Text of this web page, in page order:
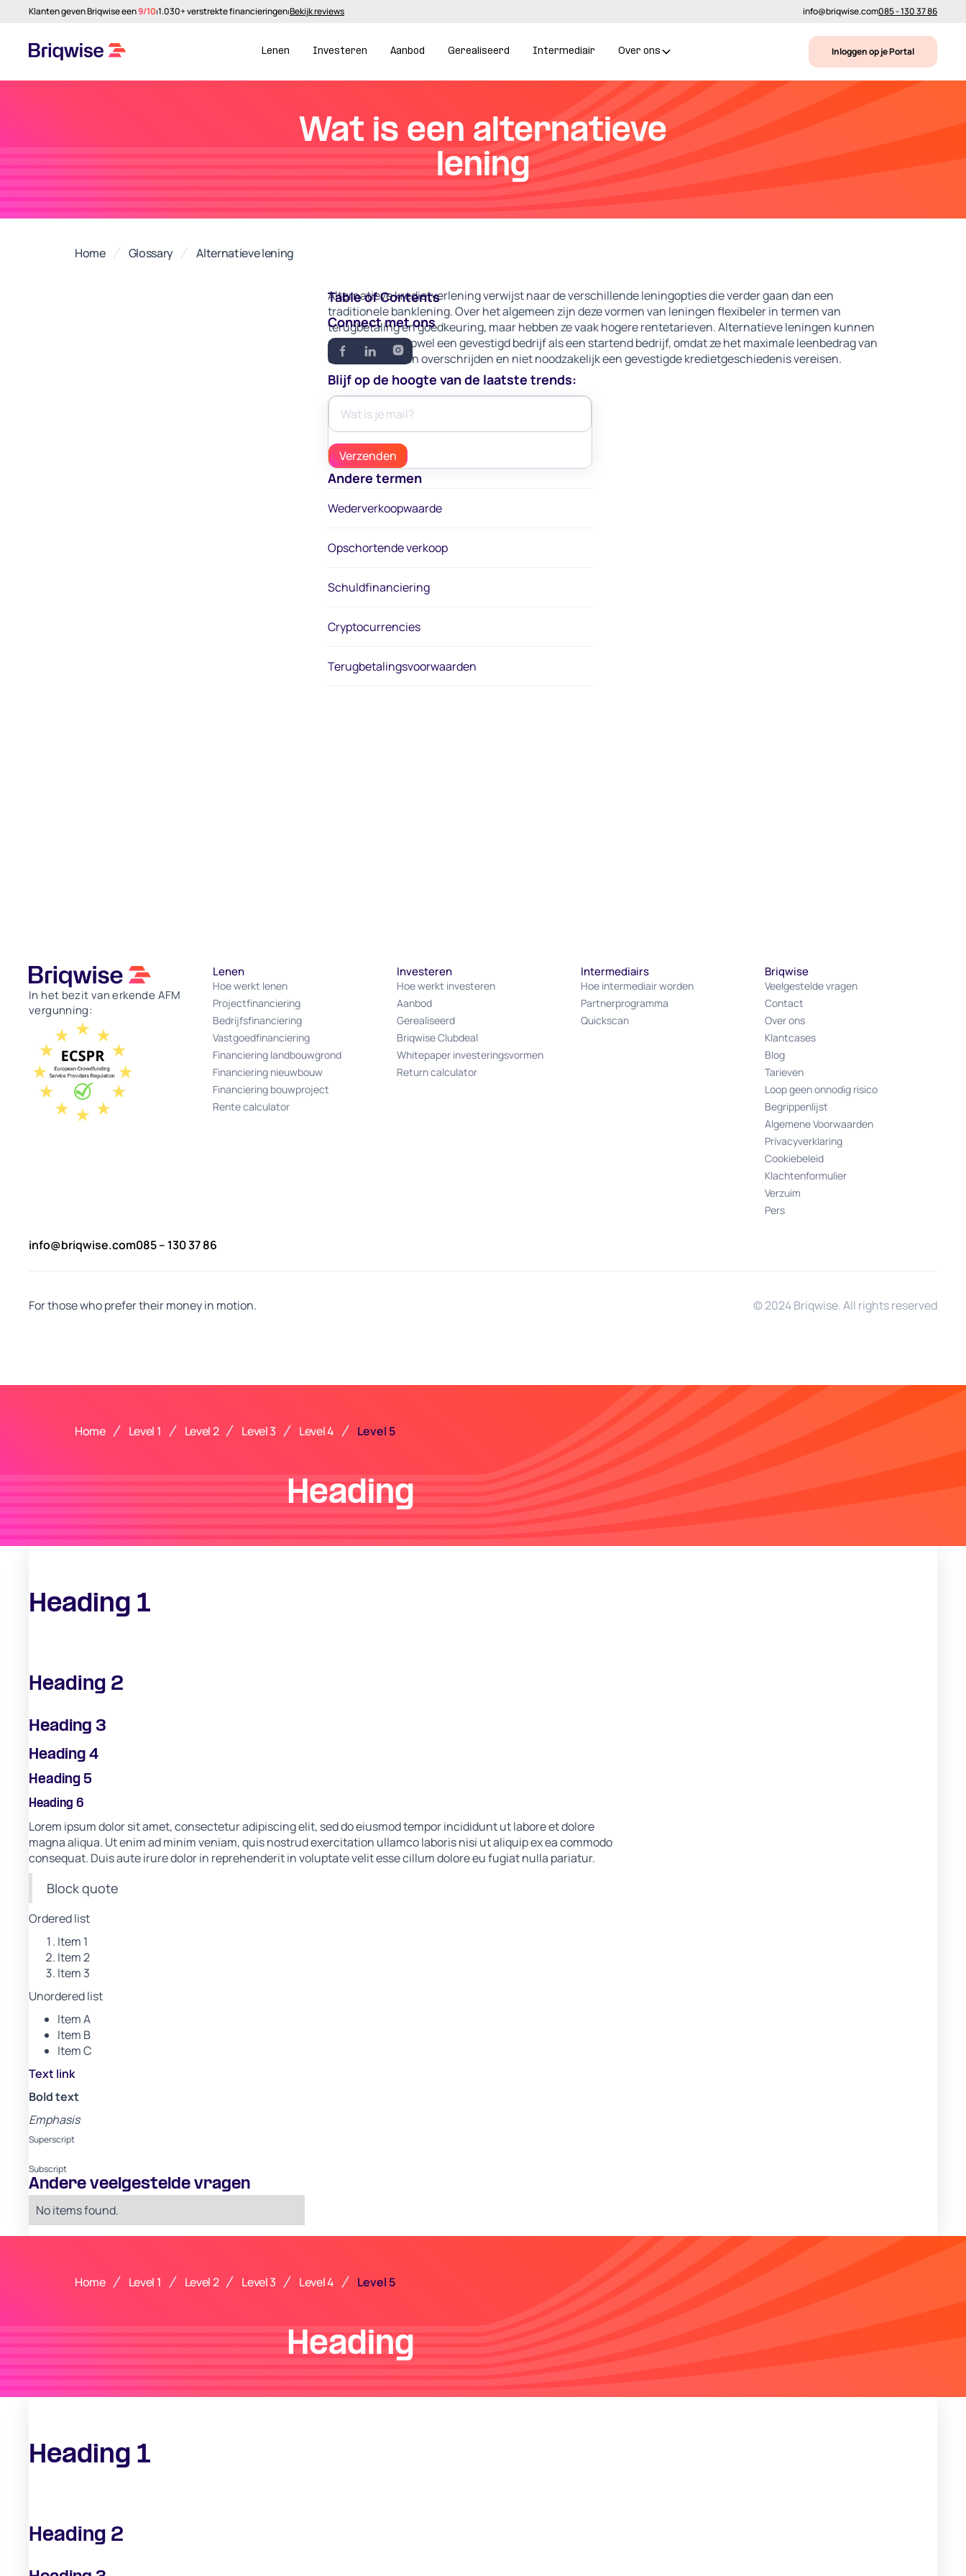
Klanten geven Briqwise een9/10⏐1.030+ verstrekte financieringen⏐Bekijk reviews info@briqwise.com085 - 130 37 86
Lenen Investeren Aanbod Gerealiseerd Intermediair Over ons Inloggen op je Portal
Wat is een alternatieve
lening
Home Glossary Alternatieve lening
Table of Contents
Connect met ons
Blijf op de hoogte van de laatste trends:
Andere termen
Wederverkoopwaarde
Opschortende verkoop
Schuldfinanciering
Cryptocurrencies
Terugbetalingsvoorwaarden
Alternatieve kredietverlening verwijst naar de verschillende leningopties die verder gaan dan een
traditionele banklening. Over het algemeen zijn deze vormen van leningen flexibeler in termen van
terugbetaling en goedkeuring, maar hebben ze vaak hogere rentetarieven. Alternatieve leningen kunnen
nodig zijn voor zowel een gevestigd bedrijf als een startend bedrijf, omdat ze het maximale leenbedrag van
een bank kunnen overschrijden en niet noodzakelijk een gevestigde kredietgeschiedenis vereisen.
In het bezit van erkende AFM
vergunning:
Lenen
Hoe werkt lenen
Projectfinanciering
Bedrijfsfinanciering
Vastgoedfinanciering
Financiering landbouwgrond
Financiering nieuwbouw
Financiering bouwproject
Rente calculator
Investeren
Hoe werkt investeren
Aanbod
Gerealiseerd
Briqwise Clubdeal
Whitepaper investeringsvormen
Return calculator
Intermediairs
Hoe intermediair worden
Partnerprogramma
Quickscan
Briqwise
Veelgestelde vragen
Contact
Over ons
Klantcases
Blog
Tarieven
Loop geen onnodig risico
Begrippenlijst
Algemene Voorwaarden
Privacyverklaring
Cookiebeleid
Klachtenformulier
Verzuim
Pers
info@briqwise.com085 – 130 37 86
For those who prefer their money in motion. © 2024 Briqwise. All rights reserved
Home Level 1 Level 2 Level 3 Level 4 Level 5
Heading
Heading 1
Heading 2
Heading 3
Heading 4
Heading 5
Heading 6
Lorem ipsum dolor sit amet, consectetur adipiscing elit, sed do eiusmod tempor incididunt ut labore et dolore
magna aliqua. Ut enim ad minim veniam, quis nostrud exercitation ullamco laboris nisi ut aliquip ex ea commodo
consequat. Duis aute irure dolor in reprehenderit in voluptate velit esse cillum dolore eu fugiat nulla pariatur.
Block quote
Ordered list
Item 1
Item 2
Item 3
Unordered list
Item A
Item B
Item C
Text link
Bold text
Emphasis
Superscript
Subscript
Andere veelgestelde vragen
No items found.
Home Level 1 Level 2 Level 3 Level 4 Level 5
Heading
Heading 1
Heading 2